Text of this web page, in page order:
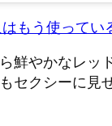
もう使ってい
鮮やかなレ
セクシーに